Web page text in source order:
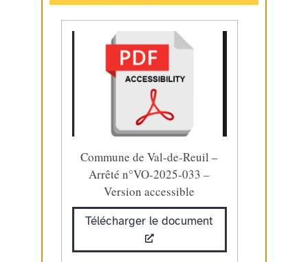
Commune de Val-de-Reuil –
Arrêté n°VO-2025-033 –
Version accessible
Télécharger le document